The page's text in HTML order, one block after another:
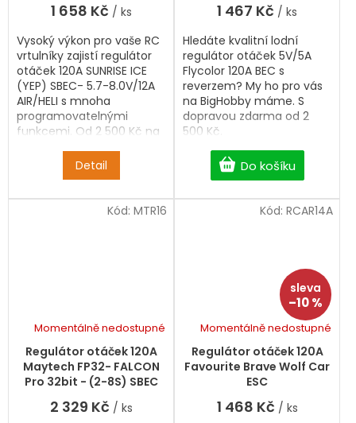
1 658 Kč / ks
Detail
Vysoký výkon pro vaše RC
vrtulníky zajistí regulátor
otáček 120A SUNRISE ICE
(YEP) SBEC- 5.7-8.0V/12A
AIR/HELI s mnoha
programovatelnými
funkcemi. Od 2 500 Kč na
1 467 Kč / ks
Do košíku
Hledáte kvalitní lodní
regulátor otáček 5V/5A
Flycolor 120A BEC s
reverzem? My ho pro vás
na BigHobby máme. S
dopravou zdarma od 2
500 Kč.
Regulátor otáček 120A
Maytech FP32- FALCON
Pro 32bit - (2-8S) SBEC
Momentálně nedostupné
2 329 Kč / ks
Kód: MTR16
–10 %
Regulátor otáček 120A
Favourite Brave Wolf Car
ESC
Momentálně nedostupné
1 468 Kč / ks
Kód: RCAR14A